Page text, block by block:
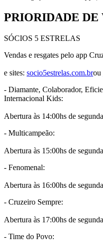
PRIORIDADE DE
SÓCIOS 5 ESTRELAS
Vendas e resgates pelo app
e sites: socio5estrelas.com.brou
- Diamante, Colaborador,
Internacional Kids:
Abertura às 14:00hs de
- Multicampeão:
Abertura às 15:00hs de
- Fenomenal:
Abertura às 16:00hs de
- Cruzeiro Sempre:
Abertura às 17:00hs de
- Time do Povo: